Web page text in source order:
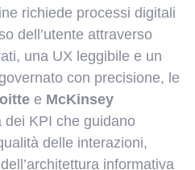
richiede processi digitali
dell’utente attraverso
una UX leggibile e un
con precisione, le
e McKinsey
dei KPI che guidano
delle interazioni,
informativa